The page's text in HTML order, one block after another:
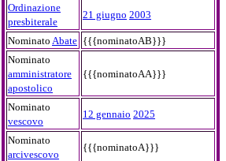
Ordinazione
presbiterale
21 giugno 2003
Nominato Abate {{{nominatoAB}}}
Nominato
amministratore
apostolico
{{{nominatoAA}}}
Nominato
vescovo
12 gennaio 2025
Nominato
arcivescovo
{{{nominatoA}}}